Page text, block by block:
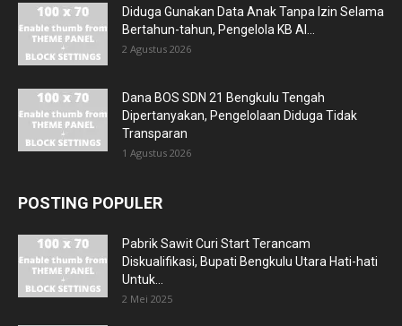
Diduga Gunakan Data Anak Tanpa Izin Selama
Bertahun-tahun, Pengelola KB Al...
2 Agustus 2026
Dana BOS SDN 21 Bengkulu Tengah
Dipertanyakan, Pengelolaan Diduga Tidak
Transparan
1 Agustus 2026
POSTING POPULER
Pabrik Sawit Curi Start Terancam
Diskualifikasi, Bupati Bengkulu Utara Hati-hati
Untuk...
2 Mei 2025